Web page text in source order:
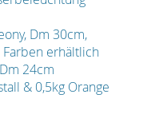
Dm 30cm,
erhältlich
24cm
& 0,5kg Orange